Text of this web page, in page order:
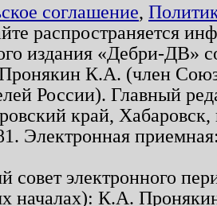
соглашение,
распространяется
издания «Дебри-ДВ»
К.А. (член
России). Главный
край,
Электронная
совет электронного
началах): К.А.